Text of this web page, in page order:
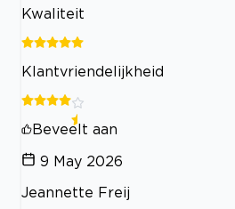
Kwaliteit
Klantvriendelijkheid
Beveelt aan
9 May 2026
Jeannette Freij